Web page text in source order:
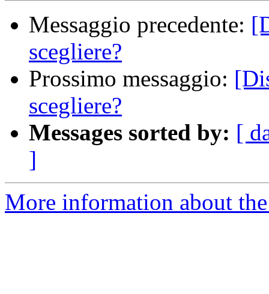
Messaggio precedente:
scegliere?
Prossimo messaggio:
scegliere?
Messages sorted by: [
]
More information about